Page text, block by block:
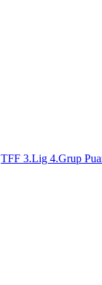
TFF 3.Lig 4.Grup